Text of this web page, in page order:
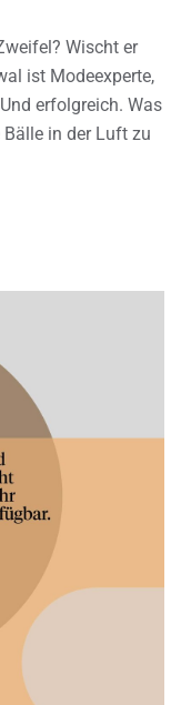
Wischt er
ist Modeexperte,
erfolgreich. Was
in der Luft zu